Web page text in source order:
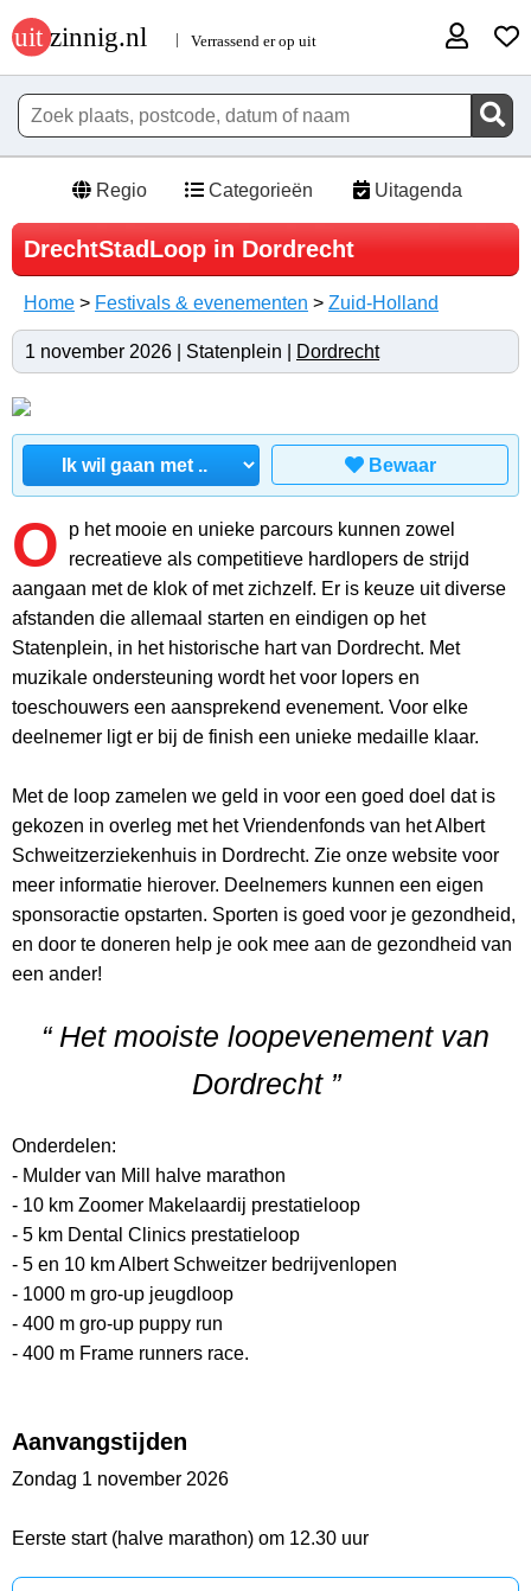
Regio Categorieën Uitagenda
DrechtStadLoop in Dordrecht
Home > Festivals & evenementen > Zuid-Holland
1 november 2026 | Statenplein | Dordrecht
Bewaar
O
p het mooie en unieke parcours kunnen zowel
recreatieve als competitieve hardlopers de strijd
aangaan met de klok of met zichzelf. Er is keuze uit diverse
afstanden die allemaal starten en eindigen op het
Statenplein, in het historische hart van Dordrecht. Met
muzikale ondersteuning wordt het voor lopers en
toeschouwers een aansprekend evenement. Voor elke
deelnemer ligt er bij de finish een unieke medaille klaar.
Met de loop zamelen we geld in voor een goed doel dat is
gekozen in overleg met het Vriendenfonds van het Albert
Schweitzerziekenhuis in Dordrecht. Zie onze website voor
meer informatie hierover. Deelnemers kunnen een eigen
sponsoractie opstarten. Sporten is goed voor je gezondheid,
en door te doneren help je ook mee aan de gezondheid van
een ander!
“ Het mooiste loopevenement van
Dordrecht ”
Onderdelen:
- Mulder van Mill halve marathon
- 10 km Zoomer Makelaardij prestatieloop
- 5 km Dental Clinics prestatieloop
- 5 en 10 km Albert Schweitzer bedrijvenlopen
- 1000 m gro-up jeugdloop
- 400 m gro-up puppy run
- 400 m Frame runners race.
Aanvangstijden
Zondag 1 november 2026
Eerste start (halve marathon) om 12.30 uur